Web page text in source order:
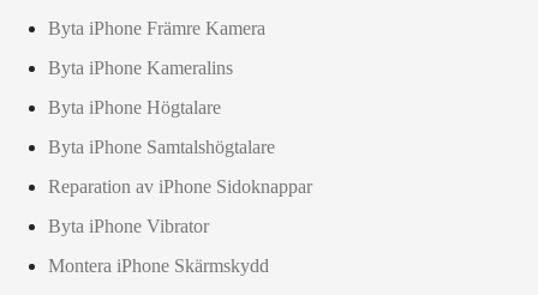
Byta iPhone Främre Kamera
Byta iPhone Kameralins
Byta iPhone Högtalare
Byta iPhone Samtalshögtalare
Reparation av iPhone Sidoknappar
Byta iPhone Vibrator
Montera iPhone Skärmskydd